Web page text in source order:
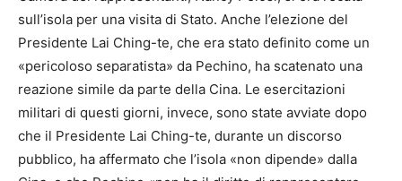
sull’isola per una visita di Stato. Anche l’elezione del
Presidente Lai Ching-te, che era stato definito come un
«pericoloso separatista» da Pechino, ha scatenato una
reazione simile da parte della Cina. Le esercitazioni
militari di questi giorni, invece, sono state avviate dopo
che il Presidente Lai Ching-te, durante un discorso
pubblico, ha affermato che l’isola «non dipende» dalla